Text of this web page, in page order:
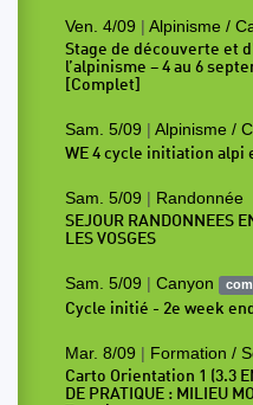
Ven. 4/09 | Alpinisme /
Stage de découverte et
l’alpinisme – 4 au 6
[Complet]
Sam. 5/09 | Alpinisme /
WE 4 cycle initiation alpi
Sam. 5/09 | Randonnée
SEJOUR RANDONNEES
LES VOSGES
Sam. 5/09 | Canyon
Cycle initié - 2e week end
Mar. 8/09 | Formation /
Carto Orientation 1 (3.3
DE PRATIQUE : MILIEU